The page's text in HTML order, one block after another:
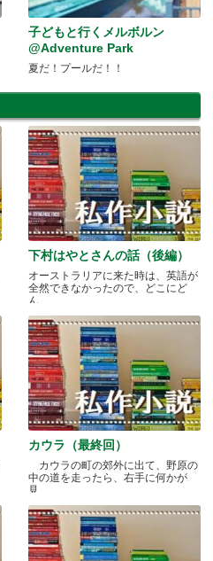
子どもと行くメルボルン
@Adventure Park
夏だ！プールだ！！
下村はやとさんの話（後編）
オーストラリアに来た時は、英語が
全然できなかったので、どこにど
ん.....
カウラ（最終回）
カウラの町の郊外に出て、野原の
中の道を走ったら、右手に何かが
見.....